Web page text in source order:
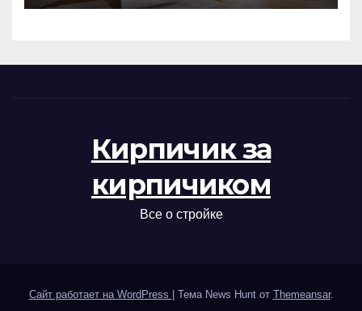
Кирпичик за
кирпичиком
Все о стройке
Сайт работает на WordPress Тема News Hunt от Themeansar.